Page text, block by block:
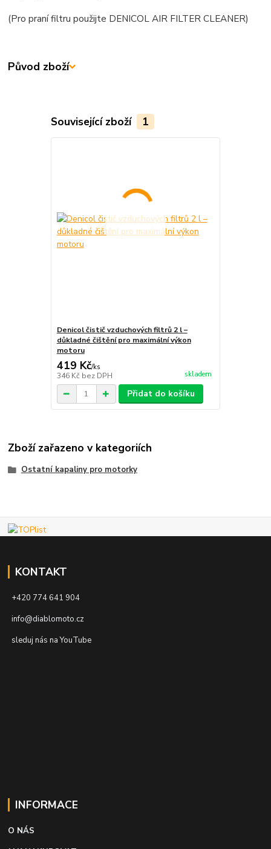
(Pro praní filtru použijte DENICOL AIR FILTER CLEANER)
Původ zboží
Související zboží 1
Denicol čistič vzduchových filtrů 2 l –
důkladné čištění pro maximální výkon
motoru
419 Kč/ks
346 Kč bez DPH skladem
Přidat do košíku
Zboží zařazeno v kategoriích
Ostatní kapaliny pro motorky
KONTAKT
+420 774 641 904
info@diablomoto.cz
sleduj nás na YouTube
INFORMACE
O NÁS